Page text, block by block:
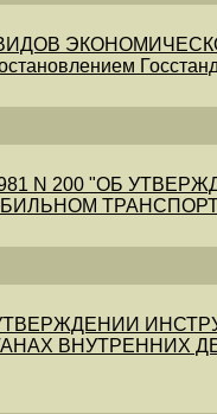
N 200 "ОБ
УТВЕРЖДЕНИИ
ВНУТРЕННИХ